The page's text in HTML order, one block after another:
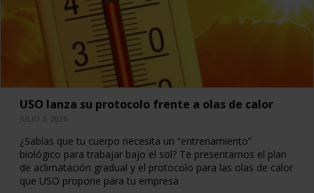
USO lanza su protocolo frente a olas de calor
JULIO 3, 2026
¿Sabías que tu cuerpo necesita un “entrenamiento”
biológico para trabajar bajo el sol? Te presentamos el plan
de aclimatación gradual y el protocolo para las olas de calor
que USO propone para tu empresa